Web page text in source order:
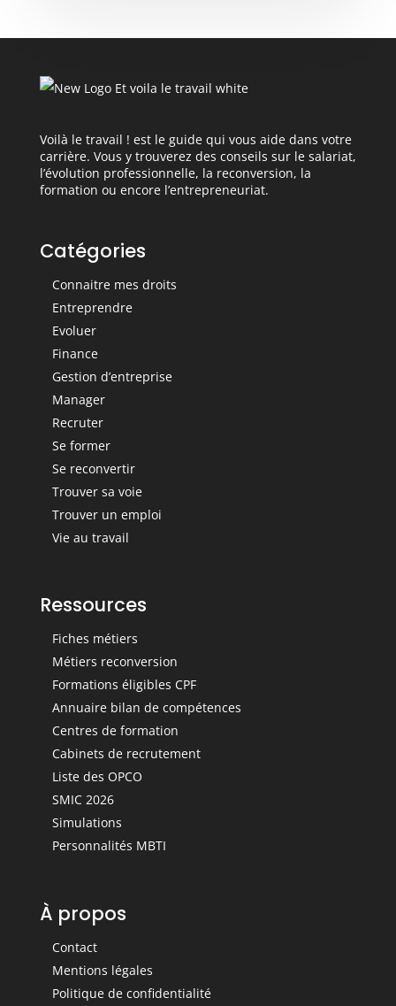
Voilà le travail ! est le guide qui vous aide dans votre
carrière. Vous y trouverez des conseils sur le salariat,
l’évolution professionnelle, la reconversion, la
formation ou encore l’entrepreneuriat.
Catégories
Connaitre mes droits
Entreprendre
Evoluer
Finance
Gestion d’entreprise
Manager
Recruter
Se former
Se reconvertir
Trouver sa voie
Trouver un emploi
Vie au travail
Ressources
Fiches métiers
Métiers reconversion
Formations éligibles CPF
Annuaire bilan de compétences
Centres de formation
Cabinets de recrutement
Liste des OPCO
SMIC 2026
Simulations
Personnalités MBTI
À propos
Contact
Mentions légales
Politique de confidentialité